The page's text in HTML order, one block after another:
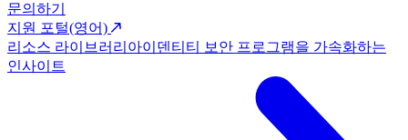
문의하기
지원 포털(영어)
리소스 라이브러리 아이덴티티 보안 프로그램을 가속화하는
인사이트